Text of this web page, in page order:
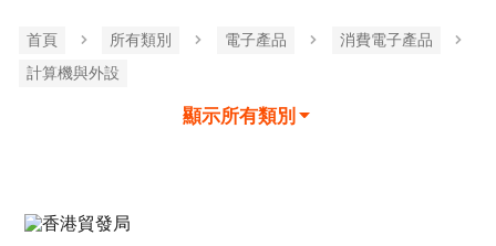
首頁 所有類別 電子產品
消費電子產品
計算機與外設
顯示所有類別